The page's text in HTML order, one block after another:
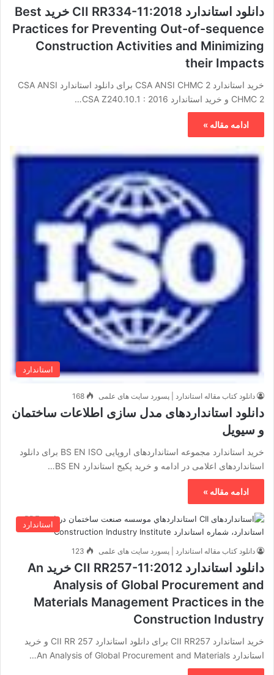
دانلود استاندارد CII RR334-11:2018 خرید Best
Practices for Preventing Out-of-sequence
Construction Activities and Minimizing
their Impacts
خرید استاندارد CSA ANSI CHMC 2 برای دانلود استاندارد CSA ANSI
CHMC 2 و خرید استاندارد CSA Z240.10.1 : 2016…
ادامه مقاله »
استاندارد
دانلود کتاب مقاله استاندارد | پسورد سایت های علمی 168
دانلود استانداردهای مدل سازی اطلاعات ساختمان
و سیویل
خرید استاندارد مجموعه استانداردهای اروپایی BS EN ISO برای دانلود
استانداردهای اعلامی در ادامه و خرید پکیج استاندارد BS EN…
ادامه مقاله »
استاندارد
دانلود کتاب مقاله استاندارد | پسورد سایت های علمی 123
دانلود استاندارد CII RR257-11:2012 خرید An
Analysis of Global Procurement and
Materials Management Practices in the
Construction Industry
خرید استاندارد CII RR257 برای دانلود استاندارد CII RR 257 و خرید
استاندارد An Analysis of Global Procurement and Materials…